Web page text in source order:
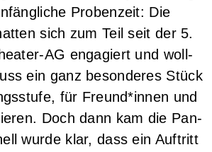
Pro­ben­zeit: Die
sich zum Teil seit der 5.
AG enga­giert und woll­
ein ganz beson­de­res Stück
für Freund*innen und
Doch dann kam die Pan­
wur­de klar, dass ein Auf­tritt